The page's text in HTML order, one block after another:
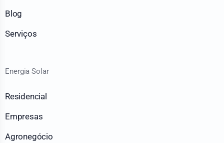
Blog
Serviços
Energia Solar
Residencial
Empresas
Agronegócio